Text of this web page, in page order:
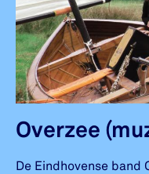
Overzee
De Eindhovense band